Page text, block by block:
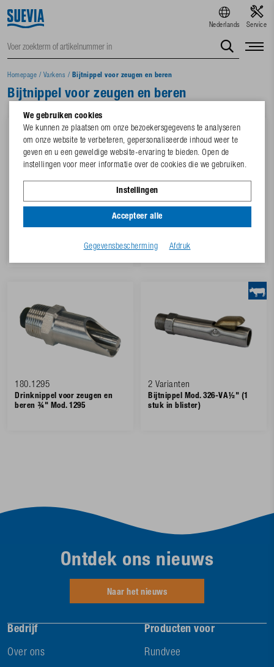
Nederlands Service
Homepage / Varkens / Bijtnippel voor zeugen en beren
Bijtnippel voor zeugen en beren
180.0329
beren Mod. 329
180.1295
Drinknippel voor zeugen en
beren ¾" Mod. 1295
2 Varianten
Bijtnippel Mod. 326-VA½" (1
stuk in blister)
Bedrijf
Over ons
Producten voor
Rundvee
Ontdek ons nieuws
Naar het nieuws
We gebruiken cookies
We kunnen ze plaatsen om onze bezoekersgegevens te analyseren
om onze website te verbeteren, gepersonaliseerde inhoud weer te
geven en u een geweldige website-ervaring te bieden. Open de
instellingen voor meer informatie over de cookies die we gebruiken.
Instellingen
Accepteer alle
Gegevensbescherming Afdruk